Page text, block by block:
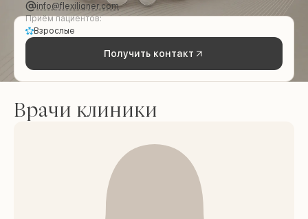
info@flexiligner.com
Приём пациентов:
Взрослые
Получить контакт
Врачи клиники